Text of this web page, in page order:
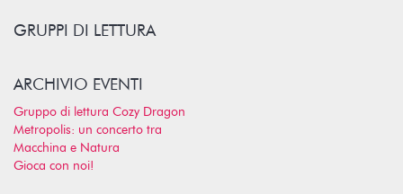
GRUPPI DI LETTURA
ARCHIVIO EVENTI
Gruppo di lettura Cozy Dragon
Metropolis: un concerto tra
Macchina e Natura
Gioca con noi!